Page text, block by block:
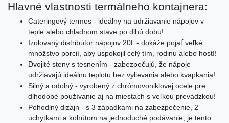
Hlavné vlastnosti termálneho kontajnera:
Cateringový termos - ideálny na udržiavanie nápojov v
teple alebo chladnom stave po dlhú dobu!
Izolovaný distribútor nápojov 20L - dokáže pojať veľké
množstvo porcií, aby uspokojil celý tím, rodinu alebo hostí!
Dvojité steny s tesnením - zabezpečujú, že nápoje
udržiavajú ideálnu teplotu bez vylievania alebo kvapkania!
Silný a odolný - vyrobený z chrómovoniklovej ocele pre
dlhodobé používanie aj na miestach s veľkou prevádzkou!
Pohodlný dizajn - s 3 západkami na zabezpečenie, 2
uchytkami a kohútom na jednoduché podávanie, je tento